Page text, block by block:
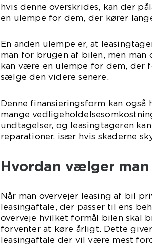
hvis denne overskrides, kan der
en ulempe for dem, der kører
En anden ulempe er, at
man for brugen af bilen, men
kan være en ulempe for dem, der
sælge den videre senere.
Denne finansieringsform kan også
mange
undtagelser, og leasingtageren
reparationer, især hvis skaderne
Hvordan vælger
Når man overvejer leasing af bil
leasingaftale, der passer til ens
overveje hvilket formål bilen skal
forventer at køre årligt. Dette
leasingaftale der vil være mest